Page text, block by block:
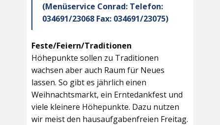
(Menüservice Conrad: Telefon:
034691/23068 Fax: 034691/23075)
Feste/Feiern/Traditionen
Höhepunkte sollen zu Traditionen
wachsen aber auch Raum für Neues
lassen. So gibt es jährlich einen
Weihnachtsmarkt, ein Erntedankfest und
viele kleinere Höhepunkte. Dazu nutzen
wir meist den hausaufgabenfreien Freitag.